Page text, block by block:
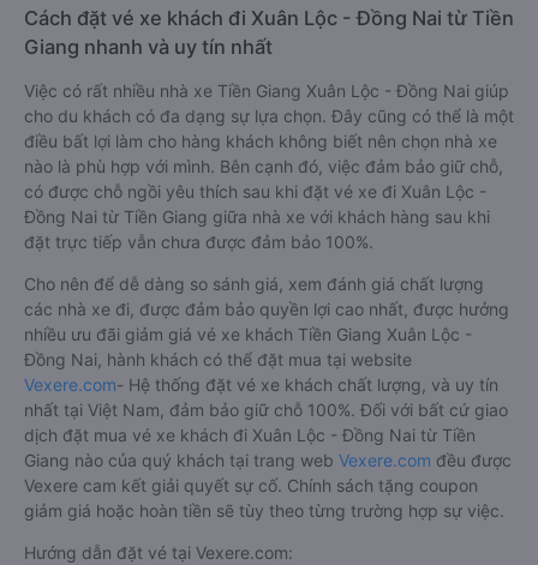
Cách đặt vé xe khách đi Xuân Lộc - Đồng Nai từ Tiền
Giang nhanh và uy tín nhất
Việc có rất nhiều nhà xe Tiền Giang Xuân Lộc - Đồng Nai giúp
cho du khách có đa dạng sự lựa chọn. Đây cũng có thể là một
điều bất lợi làm cho hàng khách không biết nên chọn nhà xe
nào là phù hợp với mình. Bên cạnh đó, việc đảm bảo giữ chỗ,
có được chỗ ngồi yêu thích sau khi đặt vé xe đi Xuân Lộc -
Đồng Nai từ Tiền Giang giữa nhà xe với khách hàng sau khi
đặt trực tiếp vẫn chưa được đảm bảo 100%.
Cho nên để dễ dàng so sánh giá, xem đánh giá chất lượng
các nhà xe đi, được đảm bảo quyền lợi cao nhất, được hưởng
nhiều ưu đãi giảm giá vé xe khách Tiền Giang Xuân Lộc -
Đồng Nai, hành khách có thể đặt mua tại website
Vexere.com- Hệ thống đặt vé xe khách chất lượng, và uy tín
nhất tại Việt Nam, đảm bảo giữ chỗ 100%. Đối với bất cứ giao
dịch đặt mua vé xe khách đi Xuân Lộc - Đồng Nai từ Tiền
Giang nào của quý khách tại trang web Vexere.com đều được
Vexere cam kết giải quyết sự cố. Chính sách tặng coupon
giảm giá hoặc hoàn tiền sẽ tùy theo từng trường hợp sự việc.
Hướng dẫn đặt vé tại Vexere.com: